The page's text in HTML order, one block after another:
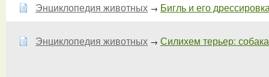
Энциклопедия животных → Бигль и его
Энциклопедия животных → Силихем терьер: